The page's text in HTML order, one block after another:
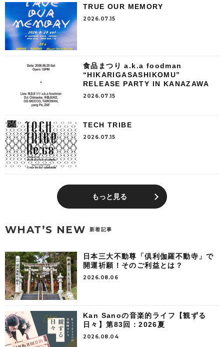
TRUE OUR MEMORY
2026.07.15
食品まつり a.k.a foodman
“HIKARIGASASHIKOMU”
RELEASE PARTY IN KANAZAWA
2026.07.15
TECH TRIBE
2026.07.15
もっと見る
WHAT’S NEW 新着記事
日本三大不動尊「倶利伽羅不動寺」で
開運祈願！そのご利益とは？
2026.08.06
Kan Sanoの音楽的ライフ【観ずる
日々】第83回：2026夏
2026.08.04